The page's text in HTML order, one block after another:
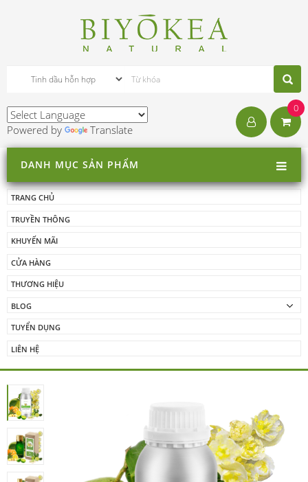
Powered by Translate
0
DANH MỤC SẢN PHẨM
TRANG CHỦ
TRUYỀN THÔNG
KHUYẾN MÃI
CỬA HÀNG
THƯƠNG HIỆU
BLOG
TUYỂN DỤNG
LIÊN HỆ